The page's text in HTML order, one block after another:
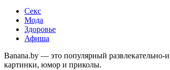
Секс
Мода
Здоровье
Афиша
Banana.by — это популярный
картинки, юмор и приколы.